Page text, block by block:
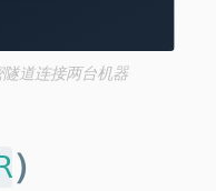
隧道连接两台机器
）